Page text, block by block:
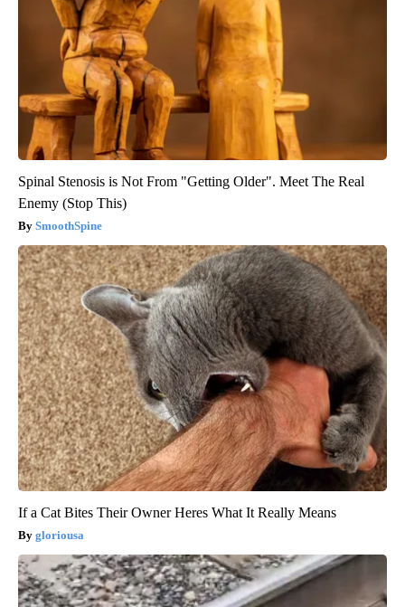
Spinal Stenosis is Not From "Getting Older". Meet The Real
Enemy (Stop This)
SmoothSpine
If a Cat Bites Their Owner Heres What It Really Means
gloriousa